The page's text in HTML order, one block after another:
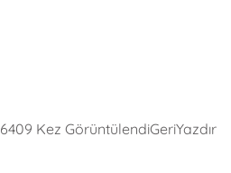
6409 Kez GörüntülendiGeriYazdır